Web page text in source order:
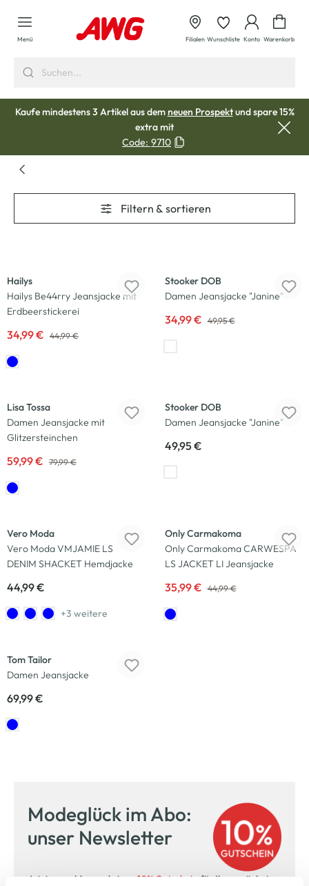
springen
Menü Filialen Wunschliste Konto Warenkorb
Kaufe mindestens 3 Artikel aus demneuen Prospektund spare 15%
extra mit
Code: 9710
Filtern & sortieren
Hailys
Hailys Be44rry Jeansjacke mit
Erdbeerstickerei
34,99 € 44,99 €
Stooker DOB
Damen Jeansjacke "Janine"
34,99 € 49,95 €
Lisa Tossa
Damen Jeansjacke mit
Glitzersteinchen
59,99 € 79,99 €
Stooker DOB
Damen Jeansjacke "Janine"
49,95 €
Vero Moda
Vero Moda VMJAMIE LS
DENIM SHACKET Hemdjacke
44,99 €
+3 weitere
Only Carmakoma
Only Carmakoma CARWESPA
LS JACKET LI Jeansjacke
35,99 € 44,99 €
Tom Tailor
Damen Jeansjacke
69,99 €
Modeglück im Abo:
unser Newsletter
Jetzt anmelden und einen10% Gutscheinfür Ihren nächsten